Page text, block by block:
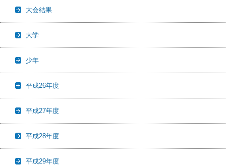
大会結果
大学
少年
平成26年度
平成27年度
平成28年度
平成29年度